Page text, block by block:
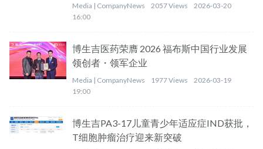
Media | CompanyNews 2057 Views
2026-03-20
16:00
博生吉医药荣膺 2026 福布斯中国行业发展
领创者・领军企业
Media | CompanyNews 1977 Views
2026-03-19
19:00
博生吉PA3-17儿童青少年适应症IND获批，
T细胞肿瘤治疗迎来新突破